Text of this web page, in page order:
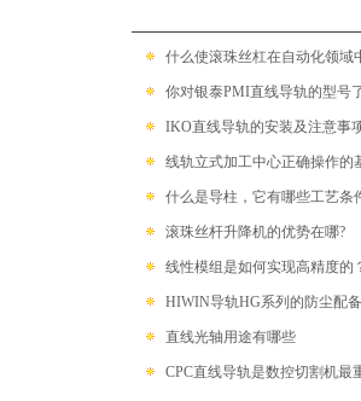
什么使滚珠丝杠在自动化领域
你对银泰PMI直线导轨的型号
IKO直线导轨的安装及注意事
线轨立式加工中心正确操作的
什么是导柱，它有哪些工艺条
滚珠丝杆升降机的优势在哪?
线性模组是如何实现高精度的
HIWIN导轨HG系列的防尘配备
直线光轴用途有哪些
CPC直线导轨是数控切割机最